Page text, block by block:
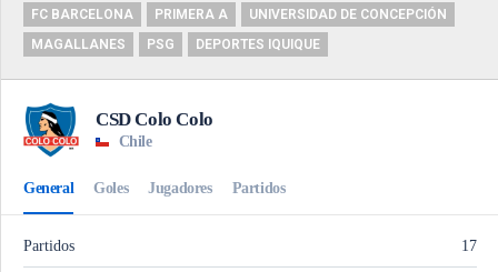
FC BARCELONA
PRIMERA A
UNIVERSIDAD DE CONCEPCIÓN
MAGALLANES
PSG DEPORTES IQUIQUE